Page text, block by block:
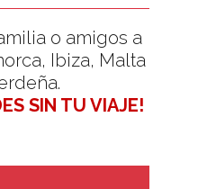
o amigos a
Ibiza, Malta
SIN TU VIAJE!